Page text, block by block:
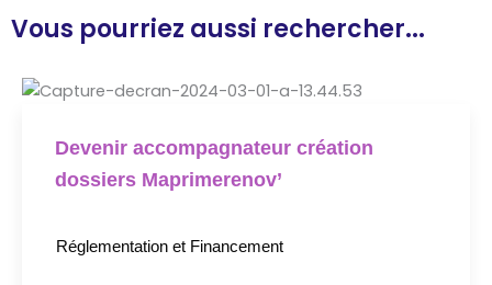
Vous pourriez aussi rechercher...
Devenir accompagnateur création
dossiers Maprimerenov’
Réglementation et Financement